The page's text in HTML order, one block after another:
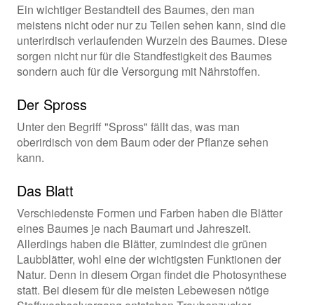
Ein wichtiger Bestandteil des Baumes, den man
meistens nicht oder nur zu Teilen sehen kann, sind die
unterirdisch verlaufenden Wurzeln des Baumes. Diese
sorgen nicht nur für die Standfestigkeit des Baumes
sondern auch für die Versorgung mit Nährstoffen.
Der Spross
Unter den Begriff "Spross" fällt das, was man
oberirdisch von dem Baum oder der Pflanze sehen
kann.
Das Blatt
Verschiedenste Formen und Farben haben die Blätter
eines Baumes je nach Baumart und Jahreszeit.
Allerdings haben die Blätter, zumindest die grünen
Laubblätter, wohl eine der wichtigsten Funktionen der
Natur. Denn in diesem Organ findet die Photosynthese
statt. Bei diesem für die meisten Lebewesen nötige